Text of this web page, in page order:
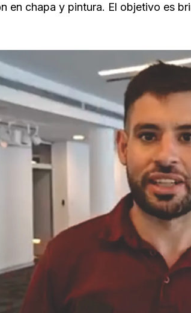
en chapa y pintura. El objetivo es